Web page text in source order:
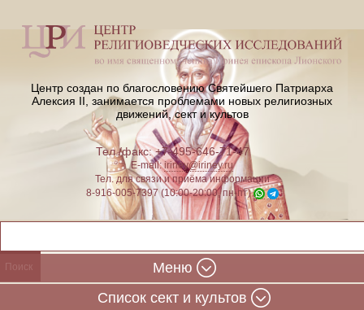
Центр создан по благословению Святейшего Патриарха
Алексия II, занимается проблемами новых религиозных
движений, сект и культов
Тел./факс: +7-495-646-71-47
E-mail:iriney@iriney.ru
Тел. для связи и приёма информации
8-916-005-7397 (10:00-20:00, пн-пт)
Меню
Cписок сект и культов